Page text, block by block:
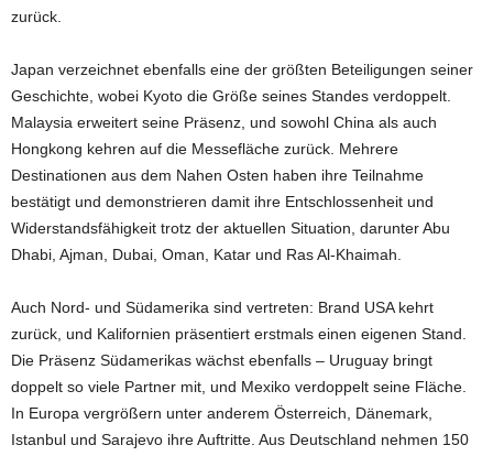
zurück.
Japan verzeichnet ebenfalls eine der größten Beteiligungen seiner
Geschichte, wobei Kyoto die Größe seines Standes verdoppelt.
Malaysia erweitert seine Präsenz, und sowohl China als auch
Hongkong kehren auf die Messefläche zurück. Mehrere
Destinationen aus dem Nahen Osten haben ihre Teilnahme
bestätigt und demonstrieren damit ihre Entschlossenheit und
Widerstandsfähigkeit trotz der aktuellen Situation, darunter Abu
Dhabi, Ajman, Dubai, Oman, Katar und Ras Al-Khaimah.
Auch Nord- und Südamerika sind vertreten: Brand USA kehrt
zurück, und Kalifornien präsentiert erstmals einen eigenen Stand.
Die Präsenz Südamerikas wächst ebenfalls – Uruguay bringt
doppelt so viele Partner mit, und Mexiko verdoppelt seine Fläche.
In Europa vergrößern unter anderem Österreich, Dänemark,
Istanbul und Sarajevo ihre Auftritte. Aus Deutschland nehmen 150